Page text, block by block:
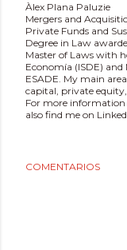
Àlex Plana Paluzie
Mergers and
Private Funds and
Degree in Law
Master of Laws with
Economía (ISDE)
ESADE. My main
capital, private
For more information
also find me on
COMENTARIOS